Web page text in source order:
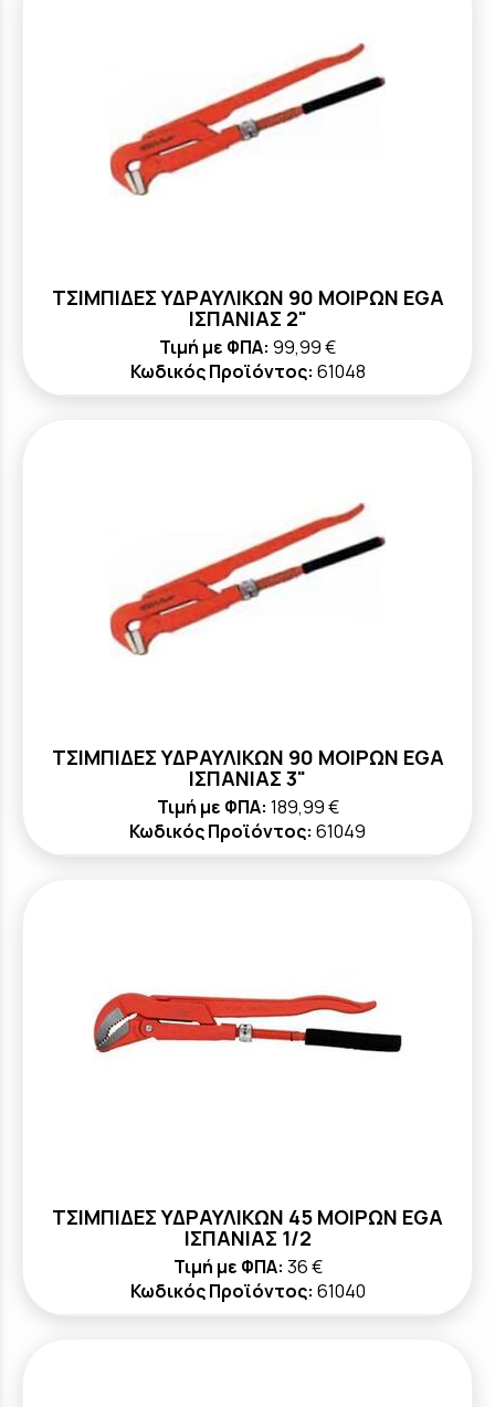
ΤΣΙΜΠΙΔΕΣ ΥΔΡΑΥΛΙΚΩΝ 90 ΜΟΙΡΩΝ ΕGA
ΙΣΠΑΝΙΑΣ 2"
Τιμή με ΦΠΑ: 99,99 €
Κωδικός Προϊόντος: 61048
ΤΣΙΜΠΙΔΕΣ ΥΔΡΑΥΛΙΚΩΝ 90 ΜΟΙΡΩΝ ΕGA
ΙΣΠΑΝΙΑΣ 3"
Τιμή με ΦΠΑ: 189,99 €
Κωδικός Προϊόντος: 61049
ΤΣΙΜΠΙΔΕΣ ΥΔΡΑΥΛΙΚΩΝ 45 ΜΟΙΡΩΝ ΕGA
ΙΣΠΑΝΙΑΣ 1/2
Τιμή με ΦΠΑ: 36 €
Κωδικός Προϊόντος: 61040